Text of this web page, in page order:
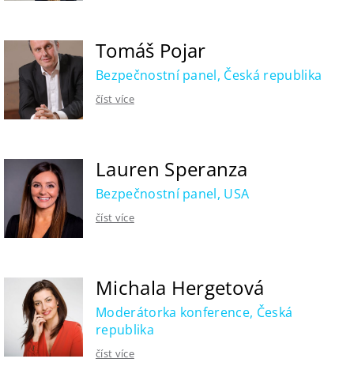
Tomáš Pojar
Bezpečnostní panel, Česká republika
číst více
Lauren Speranza
Bezpečnostní panel, USA
číst více
Michala Hergetová
Moderátorka konference, Česká
republika
číst více